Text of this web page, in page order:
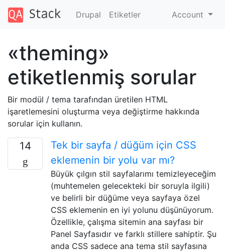
Drupal Etiketler Account
«theming»
etiketlenmiş sorular
Bir modül / tema tarafından üretilen HTML
işaretlemesini oluşturma veya değiştirme hakkında
sorular için kullanın.
14
Tek bir sayfa / düğüm için CSS
eklemenin bir yolu var mı?
Büyük çılgın stil sayfalarımı temizleyeceğim
(muhtemelen gelecekteki bir soruyla ilgili)
ve belirli bir düğüme veya sayfaya özel
CSS eklemenin en iyi yolunu düşünüyorum.
Özellikle, çalışma sitemin ana sayfası bir
Panel Sayfasıdır ve farklı stillere sahiptir. Şu
anda CSS sadece ana tema stil sayfasına